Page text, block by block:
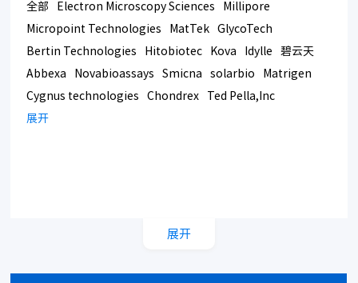
全部 Electron Microscopy Sciences
Millipore
Micropoint Technologies
MatTek
GlycoTech
Bertin Technologies
Hitobiotec Kova Idylle
碧云天
Abbexa
Novabioassays Smicna solarbio
Matrigen
Cygnus technologies
Chondrex
Ted Pella,Inc
Bmrsupply
展开
展开